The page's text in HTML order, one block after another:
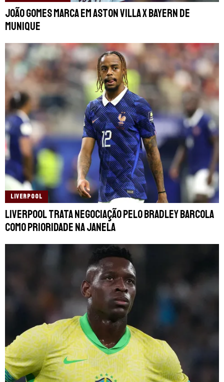
João Gomes marca em Aston Villa x Bayern de
Munique
LIVERPOOL
Liverpool trata negociação pelo Bradley Barcola
como prioridade na janela